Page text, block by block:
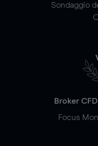
Sondaggio
Broker
Focus